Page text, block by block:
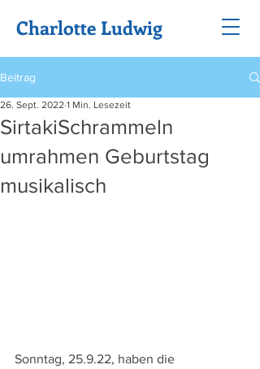
Charlotte Ludwig
Beitrag
SirtakiSchrammeln
umrahmen Geburtstag
musikalisch
26. Sept. 2022 1 Min. Lesezeit
Sonntag, 25.9.22, haben die